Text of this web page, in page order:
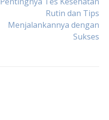
Rutin dan Tips
Menjalankannya dengan
Sukses